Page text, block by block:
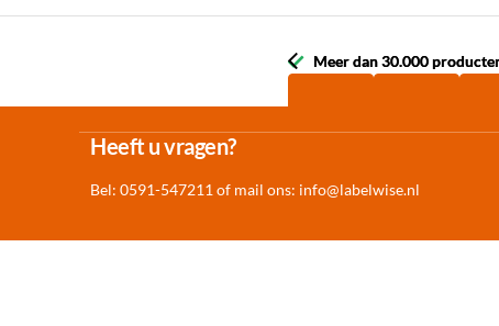
Meer dan 30.000
Meer dan 30.000
Heeft u vragen?
Bel: 0591-547211 of mail ons: info@labelwise.nl